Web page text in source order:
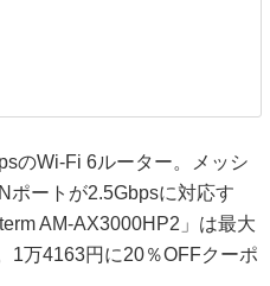
のWi-Fi 6ルーター。メッシ
ポートが2.5Gbpsに対応す
AM-AX3000HP2」は最大
1万4163円に20％OFFクーポ